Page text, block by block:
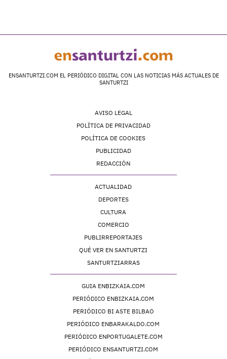
ENSANTURTZI.COM EL PERIÓDICO DIGITAL CON LAS NOTICIAS MÁS ACTUALES DE
SANTURTZI
AVISO LEGAL
POLÍTICA DE PRIVACIDAD
POLÍTICA DE COOKIES
PUBLICIDAD
REDACCIÓN
ACTUALIDAD
DEPORTES
CULTURA
COMERCIO
PUBLIRREPORTAJES
QUÉ VER EN SANTURTZI
SANTURTZIARRAS
GUIA ENBIZKAIA.COM
PERIÓDICO ENBIZKAIA.COM
PERIÓDICO BI ASTE BILBAO
PERIÓDICO ENBARAKALDO.COM
PERIÓDICO ENPORTUGALETE.COM
PERIÓDICO ENSANTURTZI.COM